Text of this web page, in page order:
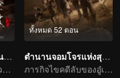
คนขุดสุสาน: ตำนานสุสานหวงต้าเซียน
ภารกิจไขคดีของหร่วนจิงเทียนและสหาย
ทั้งหมด 52 ตอน
ตำนานจอมโจรแห่งสุสานทะเลทราย
ภารกิจไขคดีลับของอู๋เหล่ยฉินห้าว